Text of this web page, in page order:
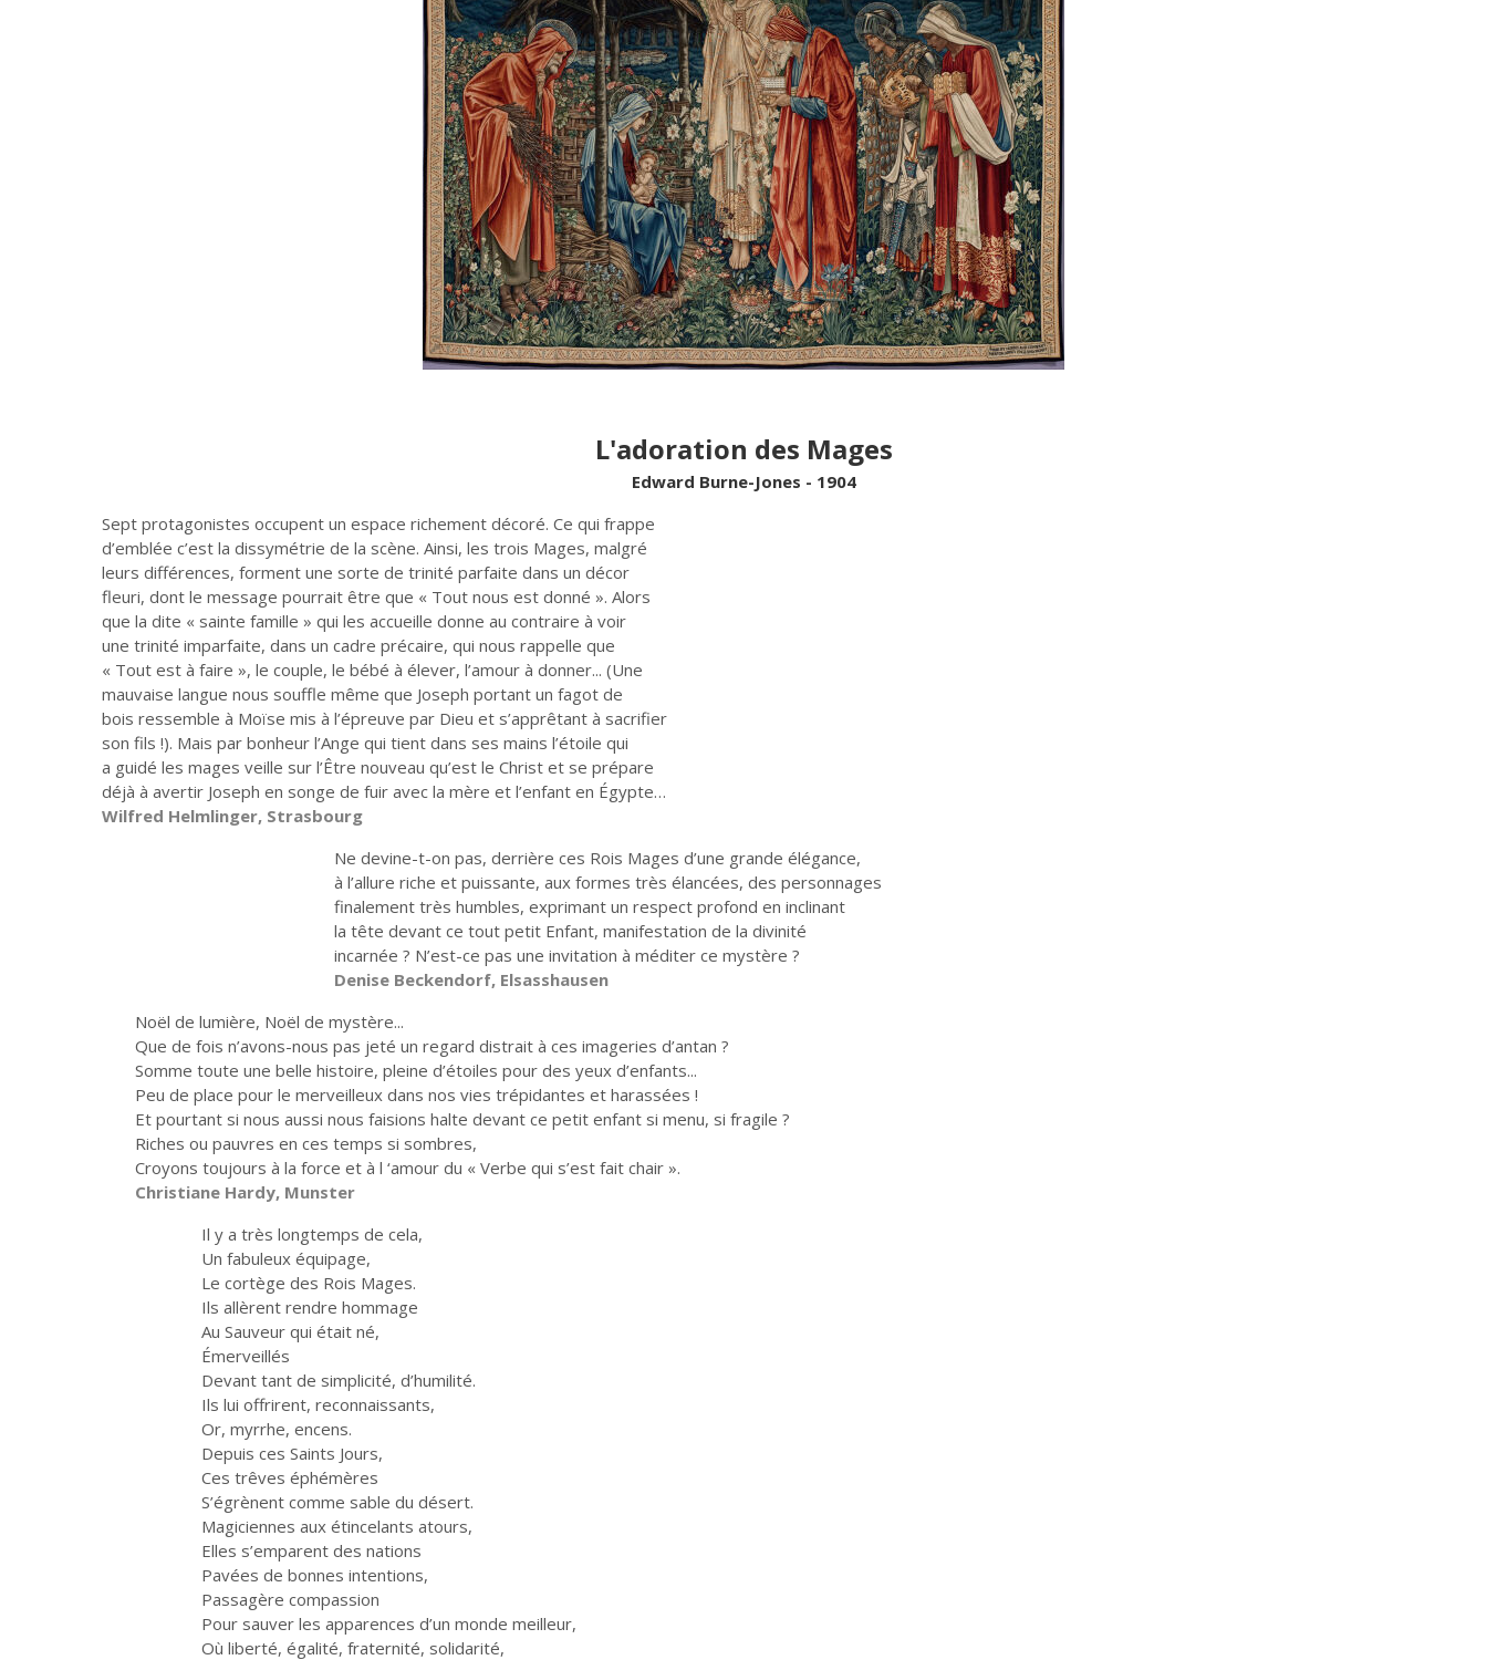
Vie d'Église Initiatives
Église : le sens du
La laïcité et ses mythes Guetter l'aurore Lire, toucher, sentir
Ces proches qui aident Que peut la justice ?
Où le temps nous place
Gripper les rouages de
la violence
Les liens de chœur
L'adoration des Mages
Edward Burne-Jones - 1904
Sept protagonistes occupent un espace richement décoré. Ce qui frappe
d’emblée c’est la dissymétrie de la scène. Ainsi, les trois Mages, malgré
leurs différences, forment une sorte de trinité parfaite dans un décor
fleuri, dont le message pourrait être que « Tout nous est donné ». Alors
que la dite « sainte famille » qui les accueille donne au contraire à voir
une trinité imparfaite, dans un cadre précaire, qui nous rappelle que
« Tout est à faire », le couple, le bébé à élever, l’amour à donner... (Une
mauvaise langue nous souffle même que Joseph portant un fagot de
bois ressemble à Moïse mis à l’épreuve par Dieu et s’apprêtant à sacrifier
son fils !). Mais par bonheur l’Ange qui tient dans ses mains l’étoile qui
a guidé les mages veille sur l’Être nouveau qu’est le Christ et se prépare
déjà à avertir Joseph en songe de fuir avec la mère et l’enfant en Égypte…
Wilfred Helmlinger, Strasbourg
Ne devine-t-on pas, derrière ces Rois Mages d’une grande élégance,
à l’allure riche et puissante, aux formes très élancées, des personnages
finalement très humbles, exprimant un respect profond en inclinant
la tête devant ce tout petit Enfant, manifestation de la divinité
incarnée ? N’est-ce pas une invitation à méditer ce mystère ?
Denise Beckendorf, Elsasshausen
Noël de lumière, Noël de mystère...
Que de fois n’avons-nous pas jeté un regard distrait à ces imageries d’antan ?
Somme toute une belle histoire, pleine d’étoiles pour des yeux d’enfants...
Peu de place pour le merveilleux dans nos vies trépidantes et harassées !
Et pourtant si nous aussi nous faisions halte devant ce petit enfant si menu, si fragile ?
Riches ou pauvres en ces temps si sombres,
Croyons toujours à la force et à l ‘amour du « Verbe qui s’est fait chair ».
Christiane Hardy, Munster
Il y a très longtemps de cela,
Un fabuleux équipage,
Le cortège des Rois Mages.
Ils allèrent rendre hommage
Au Sauveur qui était né,
Émerveillés
Devant tant de simplicité, d’humilité.
Ils lui offrirent, reconnaissants,
Or, myrrhe, encens.
Depuis ces Saints Jours,
Ces trêves éphémères
S’égrènent comme sable du désert.
Magiciennes aux étincelants atours,
Elles s’emparent des nations
Pavées de bonnes intentions,
Passagère compassion
Pour sauver les apparences d’un monde meilleur,
Où liberté, égalité, fraternité, solidarité,